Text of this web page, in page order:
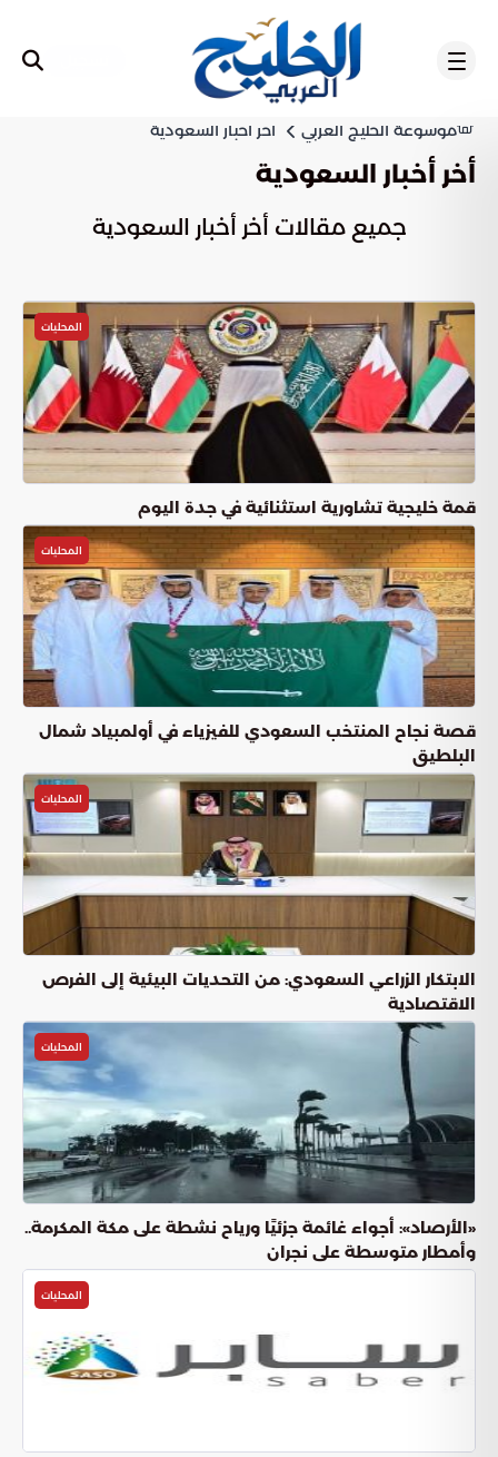
موسوعة الخليج العربي أخر أخبار السعودية
أخر أخبار السعودية
جميع مقالات أخر أخبار السعودية
المحليات
قمة خليجية تشاورية استثنائية في جدة اليوم
المحليات
قصة نجاح المنتخب السعودي للفيزياء في أولمبياد شمال
البلطيق
المحليات
الابتكار الزراعي السعودي: من التحديات البيئية إلى الفرص
الاقتصادية
المحليات
«الأرصاد»: أجواء غائمة جزئيًا ورياح نشطة على مكة المكرمة..
وأمطار متوسطة على نجران
المحليات